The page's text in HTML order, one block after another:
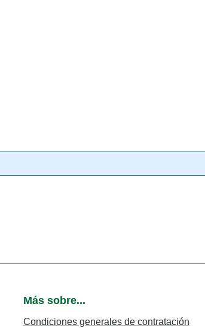
Más sobre...
Condiciones generales de contratación